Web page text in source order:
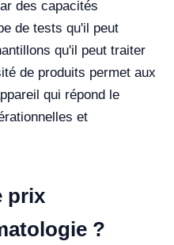
des capacités
de tests qu'il peut
qu'il peut traiter
de produits permet aux
qui répond le
et
prix
?